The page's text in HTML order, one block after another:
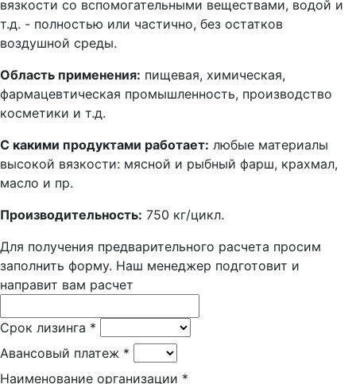
вязкости со вспомогательными веществами, водой и
т.д. - полностью или частично, без остатков
воздушной среды.
Область применения: пищевая, химическая,
фармацевтическая промышленность, производство
косметики и т.д.
С какими продуктами работает: любые материалы
высокой вязкости: мясной и рыбный фарш, крахмал,
масло и пр.
Производительность: 750 кг/цикл.
Для получения предварительного расчета просим
заполнить форму. Наш менеджер подготовит и
направит вам расчет
Срок лизинга *
Авансовый платеж *
Наименование организации *